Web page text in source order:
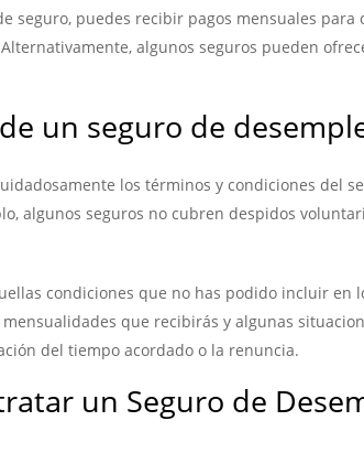
seguro, puedes recibir pagos mensuales
algunos seguros pueden
un seguro de
los términos y condiciones del
algunos seguros no cubren despidos
condiciones que no has podido incluir en
que recibirás y algunas
del tiempo acordado o la renuncia.
un Seguro de